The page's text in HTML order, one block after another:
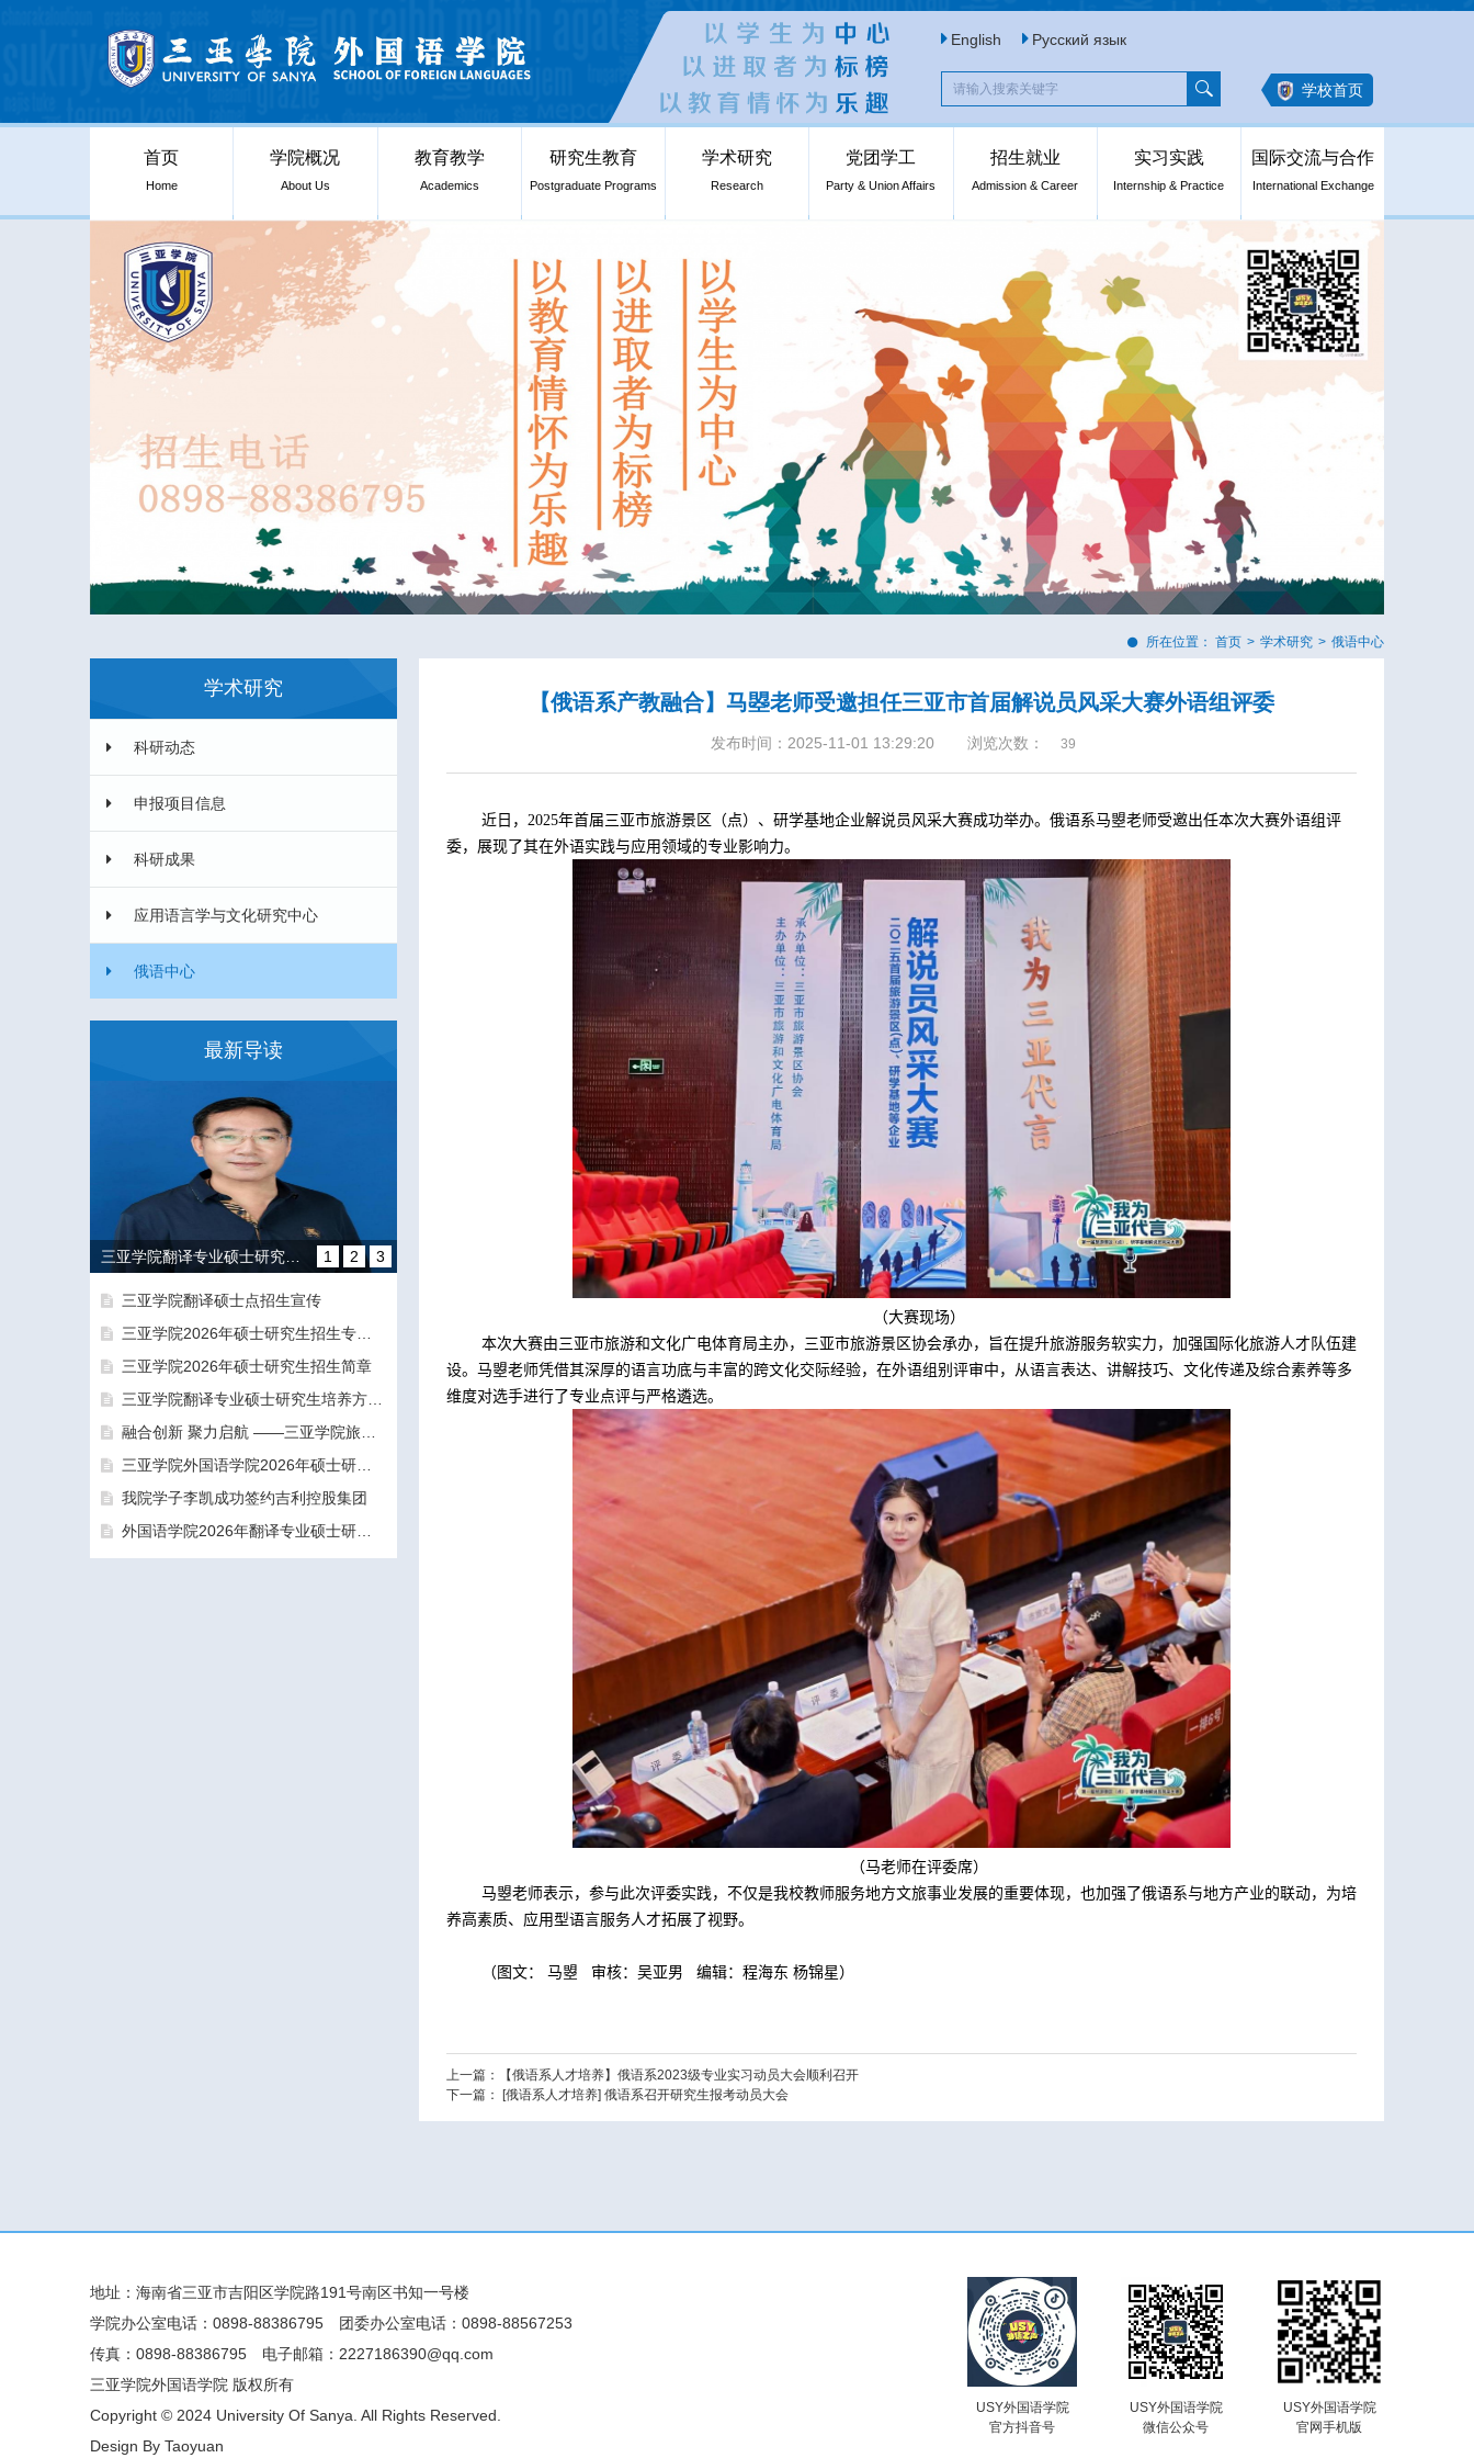
English Русский язык
学校首页
首页
Home
学院概况
About Us
教育教学
Academics
研究生教育
Postgraduate Programs
学术研究
Research
党团学工
Party & Union Affairs
招生就业
Admission & Career
实习实践
Internship & Practice
国际交流与合作
International Exchange
所在位置： 首页 > 学术研究 > 俄语中心
学术研究
科研动态
申报项目信息
科研成果
应用语言学与文化研究中心
俄语中心
最新导读
1 2 3
三亚学院翻译硕士点招生宣传
三亚学院2026年硕士研究生招生专业目录及参考书目
三亚学院2026年硕士研究生招生简章
三亚学院翻译专业硕士研究生培养方向和导师团队介绍
融合创新 聚力启航 ——三亚学院旅游与大健康学院正式揭牌成立
三亚学院外国语学院2026年硕士研究生拟录取名单公示公告（一志愿）
我院学子李凯成功签约吉利控股集团
外国语学院2026年翻译专业硕士研究生（MTI）一志愿考生面试工作圆满结束
【俄语系产教融合】马曌老师受邀担任三亚市首届解说员风采大赛外语组评委
发布时间：2025-11-01 13:29:20 浏览次数： 39
近日， 2025年首届三亚市旅游景区（点）、研学基地企业解说员风采大赛成功举办。俄语系马曌老师受邀出任本次大赛外语组评
委，展现了其在外语实践与应用领域的专业影响力。
（大赛现场）
本次大赛由三亚市旅游和文化广电体育局主办，三亚市旅游景区协会承办，旨在提升旅游服务软实力，加强国际化旅游人才队伍建
设。马曌老师凭借其深厚的语言功底与丰富的跨文化交际经验，在外语组别评审中，从语言表达、讲解技巧、文化传递及综合素养等多
维度对选手进行了专业点评与严格遴选。
（马老师在评委席）
马曌老师表示，参与此次评委实践，不仅是我校教师服务地方文旅事业发展的重要体现，也加强了俄语系与地方产业的联动，为培
养高素质、应用型语言服务人才拓展了视野。
（ 图文： 马曌 审核：吴亚男 编辑：程海东 杨锦星）
上一篇：
【俄语系人才培养】俄语系2023级专业实习动员大会顺利召开
下一篇：
[俄语系人才培养] 俄语系召开研究生报考动员大会
地址：海南省三亚市吉阳区学院路191号南区书知一号楼
学院办公室电话：0898-88386795
团委办公室电话：0898-88567253
传真：0898-88386795
电子邮箱：2227186390@qq.com
三亚学院外国语学院 版权所有
Copyright © 2024 University Of Sanya. All Rights Reserved.
Design By Taoyuan
USY外国语学院
官方抖音号
USY外国语学院
微信公众号
USY外国语学院
官网手机版